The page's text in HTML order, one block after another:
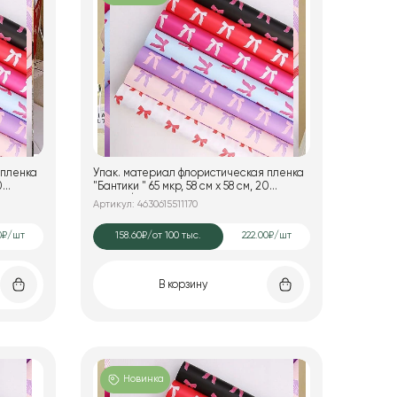
шт
Упак. материал флористическая пленка
"Бантики " 65 мкр, 58 см х 58 см, 20
листов/упак., лаванда
Артикул: 4630615511170
158.60₽/от 100 тыс. 222.00₽/шт
В корзину
Новинка